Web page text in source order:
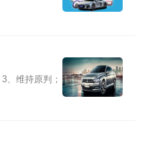
、维持原判；